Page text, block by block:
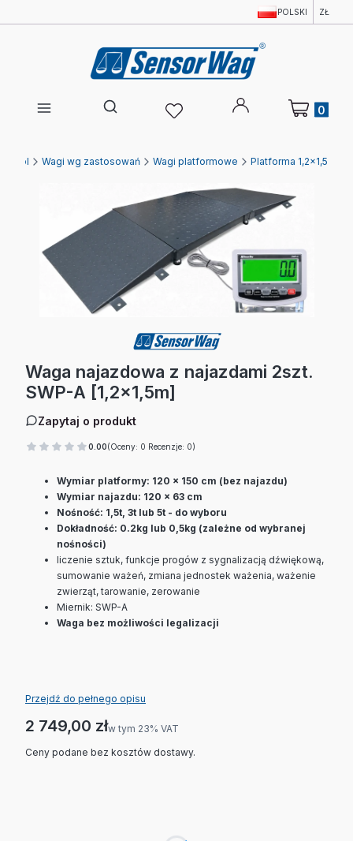
POLSKI ZŁ
Otwórz wyszukiwarkę
Produkty w
Wagi wg zastosowań Wagi platformowe Platforma 1,2x1,5
Waga najazdowa z najazdami 2szt.
SWP-A [1,2x1,5m]
Zapytaj o produkt
0.00(Oceny: 0 Recenzje: 0)
Wymiar platformy: 120 x 150 cm (bez najazdu)
Wymiar najazdu: 120 x 63 cm
Nośność: 1,5t, 3t lub 5t - do wyboru
Dokładność: 0.2kg lub 0,5kg (zależne od wybranej
nośności)
liczenie sztuk, funkcje progów z sygnalizacją dźwiękową,
sumowanie ważeń, zmiana jednostek ważenia, ważenie
zwierząt, tarowanie, zerowanie
Miernik: SWP-A
Waga bez możliwości legalizacji
Przejdź do pełnego opisu
Cena
2 749,00 złw tym 23% VAT
w tym 23% VAT
Ceny podane bez kosztów dostawy.